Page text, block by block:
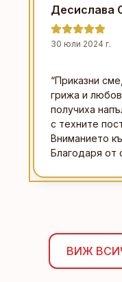
Десислава
30 юли 2024 г.
“Приказни
грижа и
получиха
с техните
Вниманието
Благодаря от
ВИЖ